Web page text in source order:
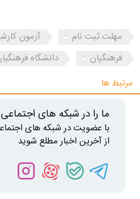
مهلت ثبت نام آزمون
فرهنگیان
دانشگاه
مرتبط ها
ما را در شبکه های اجتماعی
با عضویت در شبکه های
از آخرین اخبار مطلع شوید